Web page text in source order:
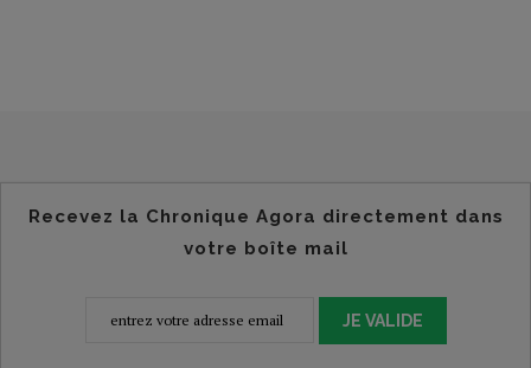
Recevez la Chronique Agora directement dans
votre boîte mail
JE VALIDE